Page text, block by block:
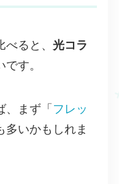
ると、 光コラ
す。
、まず「フレッ
多いかもしれま